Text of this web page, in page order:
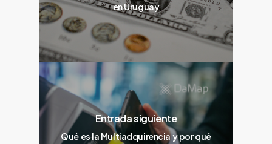
en Uruguay
Entrada siguiente
Qué es la Multiadquirencia y por qué